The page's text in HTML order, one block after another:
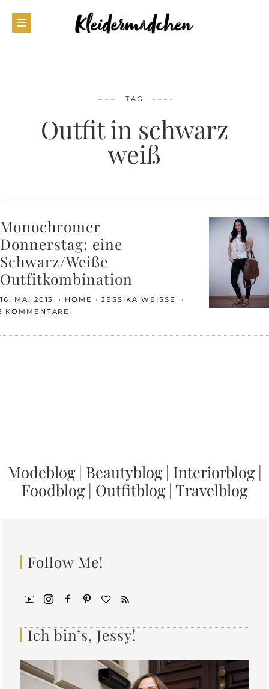
TAG
Outfit in schwarz
weiß
Monochromer
Donnerstag: eine
Schwarz/Weiße
Outfitkombination
16. MAI 2013 HOME
JESSIKA WEISSE
KOMMENTARE
Modeblog| Beautyblog| Interiorblog|
Foodblog| Outfitblog| Travelblog
Follow Me!
Ich bin’s, Jessy!